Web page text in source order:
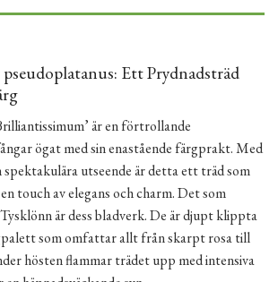
Ett Prydnadsträd
är en förtrollande
ögat med sin enastående färgprakt. Med
spektakulära utseende är detta ett träd som
touch av elegans och charm. Det som
är dess bladverk. De är djupt klippta
som omfattar allt från skarpt rosa till
hösten flammar trädet upp med intensiva